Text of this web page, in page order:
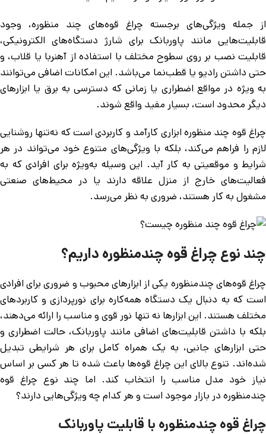
از جمله ویژگی‌های برجسته چراغ قوه‌های چند منظوره، وجود
قابلیت‌هایی مانند پاوربانک برای شارژ دستگاه‌های الکترونیکی،
قابلیت نصب بر روی سطوح مختلف با استفاده از آهنربا یا قلاب، و
حتی داشتن رادیو یا قطب‌نما می‌باشد. این امکانات اضافی می‌توانند
به ویژه در مواقع اضطراری یا زمانی که دسترسی به برق یا ابزارهای
دیگر محدود است، بسیار مفید واقع شوند.
چراغ قوه چند منظوره ابزاری کارآمد و کاربردی است که نه‌تنها روشنایی
لازم را فراهم می‌کند، بلکه با ویژگی‌های متنوع خود می‌تواند در هر
شرایط و موقعیتی به کار آید. این وسیله به‌ویژه برای افرادی که به
فعالیت‌های خارج از منزل علاقه دارند یا در محیط‌های صنعتی
مشغول به کار هستند، ضروری به نظر می‌رسد.
چند نوع چراغ قوه چندمنظوره داریم؟
چراغ قوه‌های چندمنظوره یکی از ابزارهای محبوب و ضروری برای افرادی
است که به دنبال یک دستگاه همه‌کاره برای نورپردازی و کاربردهای
مختلف هستند. این ابزارها نه تنها نور قوی و مناسب را ارائه می‌دهند،
بلکه با داشتن قابلیت‌های اضافی مانند پاوربانک، حالت اضطراری و
حتی ابزارهای جانبی، به یک همراه کامل برای هر شرایطی تبدیل
شده‌اند. تنوع بالای این چراغ قوه‌ها باعث شده تا هر کسی بر اساس
نیاز خود مدل مناسب را انتخاب کند. اما چند نوع چراغ قوه
چندمنظوره در بازار موجود است و هر کدام چه ویژگی‌هایی دارند؟
چراغ قوه چندمنظوره با قابلیت پاوربانک